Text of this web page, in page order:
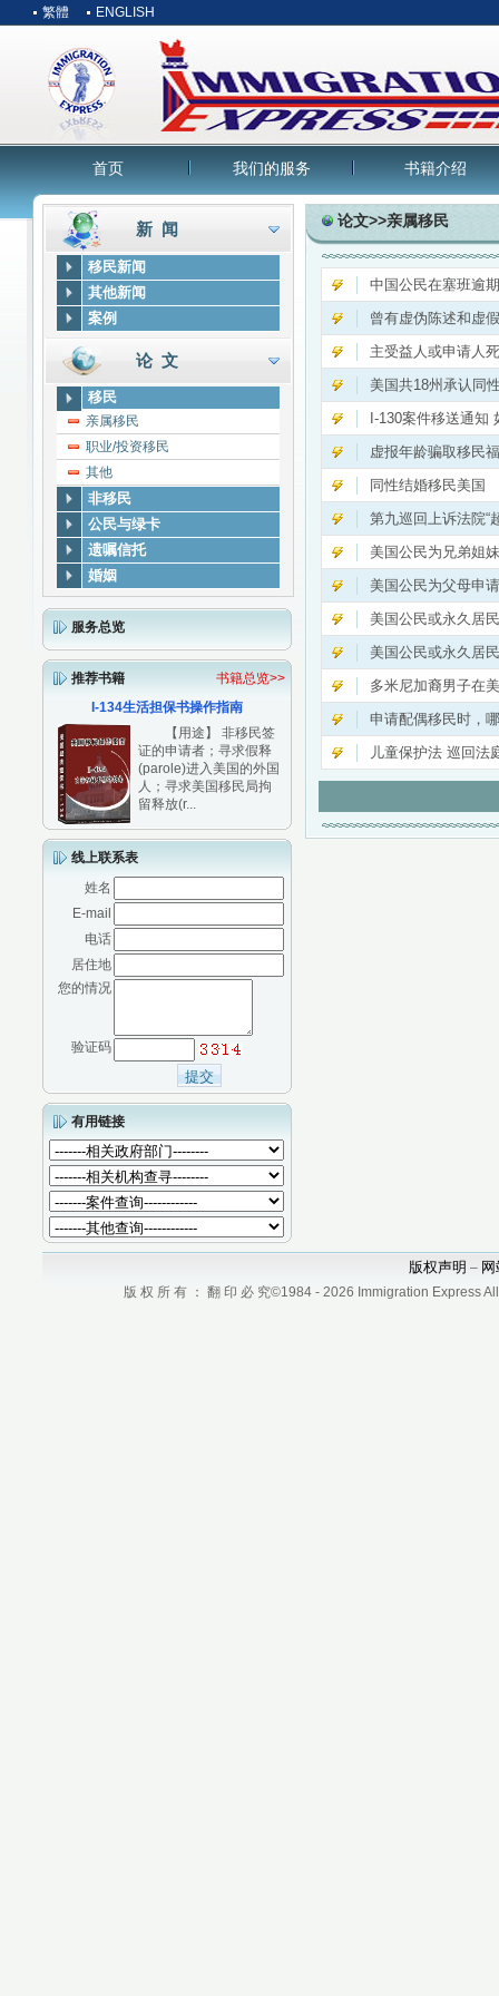
繁體 ENGLISH
首页 我们的服务 书籍介绍
新 闻
移民新闻
其他新闻
案例
论 文
移民
亲属移民
职业/投资移民
其他
非移民
公民与绿卡
遗嘱信托
婚姻
服务总览
推荐书籍
书籍总览>>
I-134生活担保书操作指南
【用途】 非移民签
证的申请者；寻求假释
(parole)进入美国的外国
人；寻求美国移民局拘
留释放(r...
线上联系表
姓名
E-mail
电话
居住地
您的情况
验证码
有用链接
论文>>亲属移民
中国公民在塞班逾
曾有虚伪陈述和虚
主受益人或申请人
美国共18州承认同
I-130案件移送通知
虚报年龄骗取移民
同性结婚移民美国
第九巡回上诉法院“
美国公民为兄弟姐
美国公民为父母申
美国公民或永久居
美国公民或永久居
多米尼加裔男子在
申请配偶移民时，
儿童保护法 巡回法
版权声明 –
版 权 所 有 ： 翻 印 必 究©1984 - 2026 Immigration Express